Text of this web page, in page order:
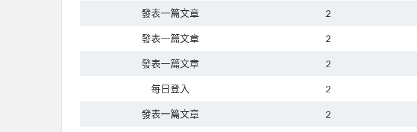
發表一篇文章 2
發表一篇文章 2
發表一篇文章 2
每日登入 2
發表一篇文章 2